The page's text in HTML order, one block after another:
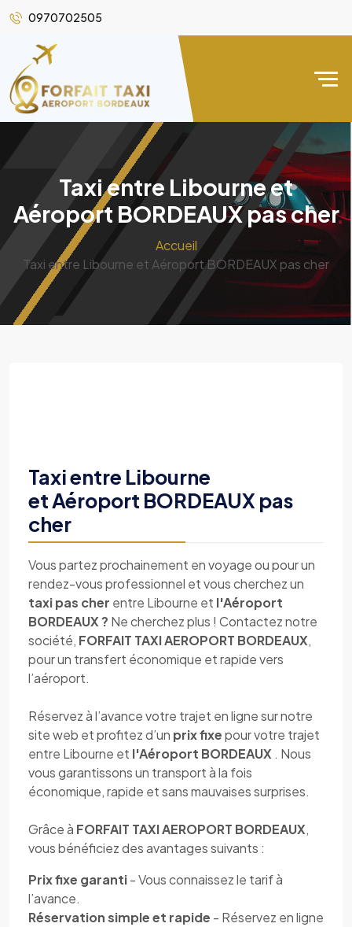
0970702505
Taxi entre Libourne et
Aéroport BORDEAUX pas cher
Accueil
Taxi entre Libourne et Aéroport BORDEAUX pas cher
Taxi entre Libourne
et Aéroport BORDEAUX pas
cher
Vous partez prochainement en voyage ou pour un
rendez-vous professionnel et vous cherchez un
taxi pas cher entre Libourne et l'Aéroport
BORDEAUX ? Ne cherchez plus ! Contactez notre
société, FORFAIT TAXI AEROPORT BORDEAUX,
pour un transfert économique et rapide vers
l’aéroport.
Réservez à l’avance votre trajet en ligne sur notre
site web et profitez d’un prix fixepour votre trajet
entre Libourne et l'Aéroport BORDEAUX . Nous
vous garantissons un transport à la fois
économique, rapide et sans mauvaises surprises.
Grâce à FORFAIT TAXI AEROPORT BORDEAUX,
vous bénéficiez des avantages suivants :
Prix fixe garanti- Vous connaissez le tarif à
l’avance.
Réservation simple et rapide - Réservez en ligne